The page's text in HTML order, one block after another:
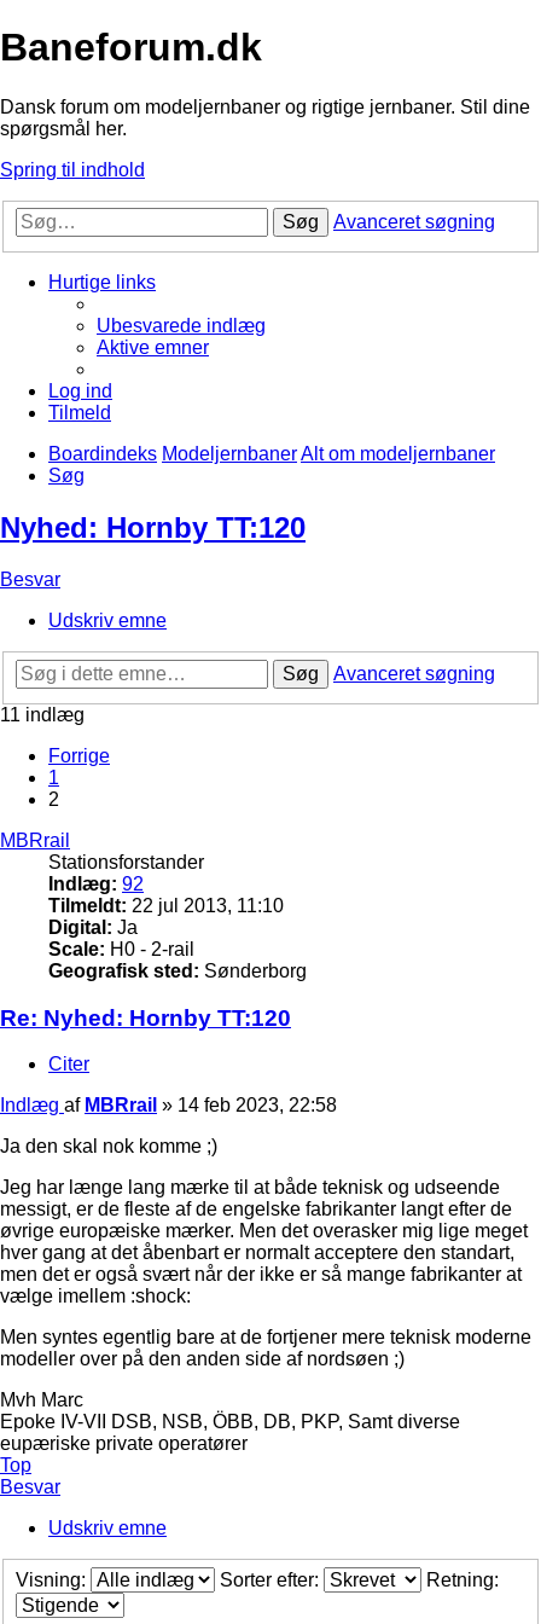
Baneforum.dk
Dansk forum om modeljernbaner og rigtige jernbaner. Stil dine
spørgsmål her.
Spring til indhold
Søg Avanceret søgning
Hurtige links
Ubesvarede indlæg
Aktive emner
Log ind
Tilmeld
Boardindeks ModeljernbanerAlt om modeljernbaner
Søg
Nyhed: Hornby TT:120
Besvar
Udskriv emne
Søg
Avanceret søgning
11 indlæg
Forrige
1
2
MBRrail
Stationsforstander
Indlæg: 92
Tilmeldt: 22 jul 2013, 11:10
Digital: Ja
Scale: H0 - 2-rail
Geografisk sted: Sønderborg
Re: Nyhed: Hornby TT:120
Citer
Indlæg af MBRrail » 14 feb 2023, 22:58
Ja den skal nok komme ;)
Jeg har længe lang mærke til at både teknisk og udseende
messigt, er de fleste af de engelske fabrikanter langt efter de
øvrige europæiske mærker. Men det overasker mig lige meget
hver gang at det åbenbart er normalt acceptere den standart,
men det er også svært når der ikke er så mange fabrikanter at
vælge imellem :shock:
Men syntes egentlig bare at de fortjener mere teknisk moderne
modeller over på den anden side af nordsøen ;)
Mvh Marc
Epoke IV-VII DSB, NSB, ÖBB, DB, PKP, Samt diverse
eupæriske private operatører
Top
Besvar
Udskriv emne
Visning: Sorter efter: Retning: